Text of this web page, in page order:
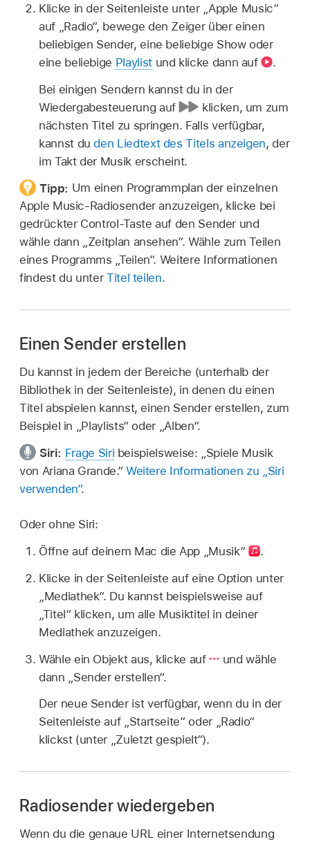
Klicke in der Seitenleiste unter „Apple Music“
auf „Radio“, bewege den Zeiger über einen
beliebigen Sender, eine beliebige Show oder
eine beliebige Playlistund klicke dann auf
.
Bei einigen Sendern kannst du in der
Wiedergabesteuerung auf
klicken, um zum
nächsten Titel zu springen. Falls verfügbar,
kannst duden Liedtext des Titels anzeigen, der
im Takt der Musik erscheint.
Tipp: Um einen Programmplan der einzelnen
Apple Music-Radiosender anzuzeigen, klicke bei
gedrückter Control-Taste auf den Sender und
wähle dann „Zeitplan ansehen“. Wähle zum Teilen
eines Programms „Teilen“. Weitere Informationen
findest du unter Titel teilen.
Einen Sender erstellen
Du kannst in jedem der Bereiche (unterhalb der
Bibliothek in der Seitenleiste), in denen du einen
Titel abspielen kannst, einen Sender erstellen, zum
Beispiel in „Playlists“ oder „Alben“.
Siri: Frage Siri beispielsweise:
„Spiele Musik
von Ariana Grande.“ Weitere Informationen zu „Siri
verwenden“.
Oder ohne Siri:
Öffne auf deinem Mac die App „Musik“
.
Klicke in der Seitenleiste auf eine Option unter
„Mediathek“. Du kannst beispielsweise auf
„Titel“ klicken, um alle Musiktitel in deiner
Mediathek anzuzeigen.
Wähle ein Objekt aus, klicke auf
und wähle
dann „Sender erstellen“.
Der neue Sender ist verfügbar, wenn du in der
Seitenleiste auf „Startseite“ oder „Radio“
klickst (unter „Zuletzt gespielt“).
Radiosender wiedergeben
Wenn du die genaue URL einer Internetsendung